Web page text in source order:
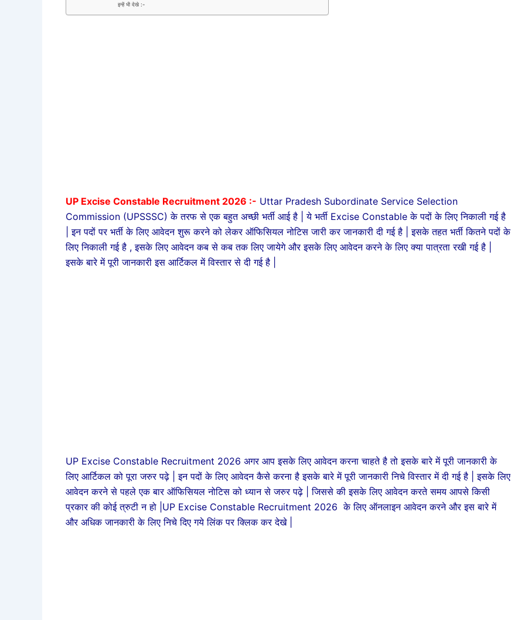
इन्हें भी देखे :-
UP Excise Constable Recruitment 2026 :- Uttar Pradesh Subordinate Service Selection
Commission (UPSSSC) के तरफ से एक बहुत अच्छी भर्ती आई है | ये भर्ती Excise Constable के पदों के लिए निकाली गई है
| इन पदों पर भर्ती के लिए आवेदन शुरू करने को लेकर ऑफिसियल नोटिस जारी कर जानकारी दी गई है | इसके तहत भर्ती कितने पदों के
लिए निकाली गई है , इसके लिए आवेदन कब से कब तक लिए जायेगे और इसके लिए आवेदन करने के लिए क्या पात्रता रखी गई है |
इसके बारे में पूरी जानकारी इस आर्टिकल में विस्तार से दी गई है |
UP Excise Constable Recruitment 2026 अगर आप इसके लिए आवेदन करना चाहते है तो इसके बारे में पूरी जानकारी के
लिए आर्टिकल को पूरा जरुर पढ़े | इन पदों के लिए आवेदन कैसे करना है इसके बारे में पूरी जानकारी निचे विस्तार में दी गई है | इसके लिए
आवेदन करने से पहले एक बार ऑफिसियल नोटिस को ध्यान से जरुर पढ़े | जिससे की इसके लिए आवेदन करते समय आपसे किसी
प्रकार की कोई त्रुटी न हो |UP Excise Constable Recruitment 2026 के लिए ऑनलाइन आवेदन करने और इस बारे में
और अधिक जानकारी के लिए निचे दिए गये लिंक पर क्लिक कर देखे |